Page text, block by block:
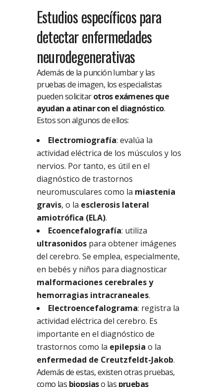
Estudios específicos para
detectar enfermedades
neurodegenerativas
Además de la punción lumbar y las
pruebas de imagen, los especialistas
pueden solicitarotros exámenes que
ayudan a atinar con el diagnóstico.
Estos son algunos de ellos:
Electromiografía: evalúa la
actividad eléctrica de los músculos y los
nervios. Por tanto, es útil en el
diagnóstico de trastornos
neuromusculares como la miastenia
gravis, o la esclerosis lateral
amiotrófica (ELA).
Ecoencefalografía: utiliza
ultrasonidos para obtener imágenes
del cerebro. Se emplea, especialmente,
en bebés y niños para diagnosticar
malformaciones cerebrales y
hemorragias intracraneales.
Electroencefalograma: registra la
actividad eléctrica del cerebro. Es
importante en el diagnóstico de
trastornos como la epilepsia o la
enfermedad de Creutzfeldt-Jakob.
Además de estas, existen otras pruebas,
como las biopsiaso las pruebas